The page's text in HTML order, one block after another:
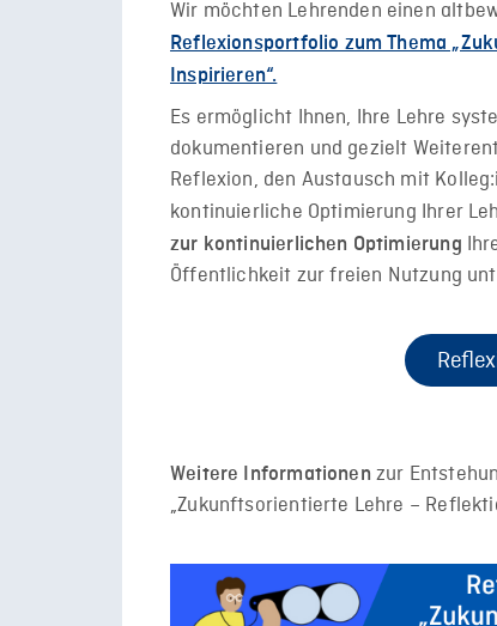
Wir möchten Lehrenden einen
Reflexionsportfolio zum Thema
Inspirieren“.
Es ermöglicht Ihnen, Ihre Lehre
dokumentieren und gezielt
Reflexion, den Austausch mit
kontinuierliche Optimierung Ihrer
zur kontinuierlichen Optimierung
Öffentlichkeit zur freien Nutzung
Weitere Informationen zur
„Zukunftsorientierte Lehre –